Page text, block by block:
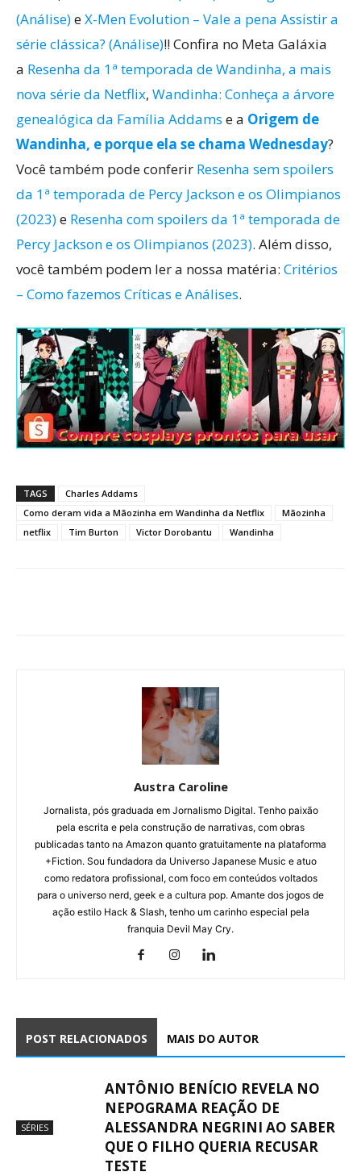
(Análise)eX-Men Evolution – Vale a pena Assistir a
série clássica? (Análise)!! Confira no Meta Galáxia
a Resenha da 1ª temporada de Wandinha, a mais
nova série da Netflix, Wandinha: Conheça a árvore
genealógica da Família Addams e a Origem de
Wandinha, e porque ela se chama Wednesday?
Você também pode conferir Resenha sem spoilers
da 1ª temporada de Percy Jackson e os Olimpianos
(2023)e Resenha com spoilers da 1ª temporada de
Percy Jackson e os Olimpianos (2023). Além disso,
você também podem ler a nossa matéria: Critérios
– Como fazemos Críticas e Análises.
TAGS
Charles Addams
Como deram vida a Mãozinha em Wandinha da Netflix
Mãozinha
netflix
Tim Burton Victor Dorobantu Wandinha
Austra Caroline
Jornalista, pós graduada em Jornalismo Digital. Tenho paixão
pela escrita e pela construção de narrativas, com obras
publicadas tanto na Amazon quanto gratuitamente na plataforma
+Fiction. Sou fundadora da Universo Japanese Music e atuo
como redatora profissional, com foco em conteúdos voltados
para o universo nerd, geek e a cultura pop. Amante dos jogos de
ação estilo Hack & Slash, tenho um carinho especial pela
franquia Devil May Cry.
POST RELACIONADOS MAIS DO AUTOR
SÉRIES
ANTÔNIO BENÍCIO REVELA NO
NEPOGRAMA REAÇÃO DE
ALESSANDRA NEGRINI AO SABER
QUE O FILHO QUERIA RECUSAR
TESTE